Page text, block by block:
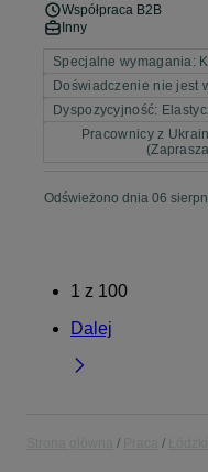
Współpraca B2B
Inny
Specjalne wymagania:
Doświadczenie nie jest
Dyspozycyjność:
Pracownicy z
Odświeżono dnia 06
1 z 100
Dalej